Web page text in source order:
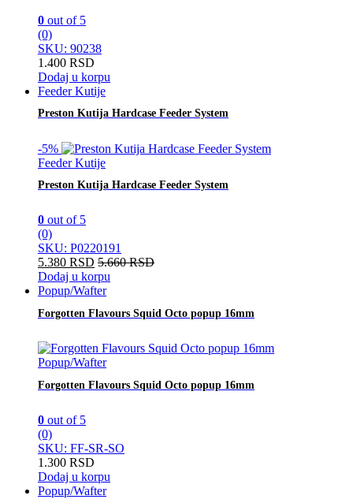
0 out of 5
(0)
SKU: 90238
1.400 RSD
Dodaj u korpu
Feeder Kutije
Preston Kutija Hardcase Feeder System
-5%
Feeder Kutije
Preston Kutija Hardcase Feeder System
0 out of 5
(0)
SKU: P0220191
5.380 RSD 5.660RSD
Dodaj u korpu
Popup/Wafter
Forgotten Flavours Squid Octo popup 16mm
Popup/Wafter
Forgotten Flavours Squid Octo popup 16mm
0 out of 5
(0)
SKU: FF-SR-SO
1.300 RSD
Dodaj u korpu
Popup/Wafter